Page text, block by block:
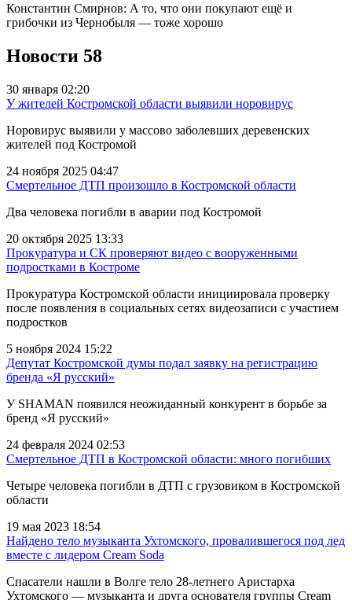
Константин Смирнов: А то, что они покупают ещё и
грибочки из Чернобыля — тоже хорошо
Новости 58
30 января 02:20
У жителей Костромской области выявили норовирус
Норовирус выявили у массово заболевших деревенских
жителей под Костромой
24 ноября 2025 04:47
Смертельное ДТП произошло в Костромской области
Два человека погибли в аварии под Костромой
20 октября 2025 13:33
Прокуратура и СК проверяют видео с вооруженными
подростками в Костроме
Прокуратура Костромской области инициировала проверку
после появления в социальных сетях видеозаписи с участием
подростков
5 ноября 2024 15:22
Депутат Костромской думы подал заявку на регистрацию
бренда «Я русский»
У SHAMAN появился неожиданный конкурент в борьбе за
бренд «Я русский»
24 февраля 2024 02:53
Смертельное ДТП в Костромской области: много погибших
Четыре человека погибли в ДТП с грузовиком в Костромской
области
19 мая 2023 18:54
Найдено тело музыканта Ухтомского, провалившегося под лед
вместе с лидером Cream Soda
Спасатели нашли в Волге тело 28-летнего Аристарха
Ухтомского — музыканта и друга основателя группы Cream